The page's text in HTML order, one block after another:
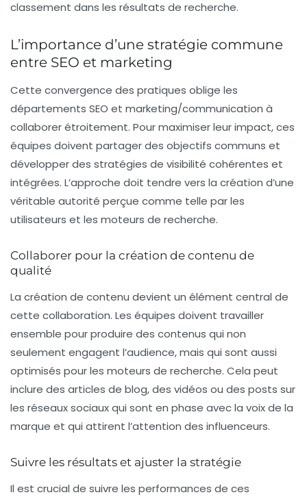
classement dans les résultats de recherche.
L’importance d’une stratégie commune
entre SEO et marketing
Cette convergence des pratiques oblige les
départements SEO et marketing/communication à
collaborer étroitement. Pour maximiser leur impact, ces
équipes doivent partager des objectifs communs et
développer des stratégies de visibilité cohérentes et
intégrées. L’approche doit tendre vers la création d’une
véritable autorité perçue comme telle par les
utilisateurs et les moteurs de recherche.
Collaborer pour la création de contenu de
qualité
La création de contenu devient un élément central de
cette collaboration. Les équipes doivent travailler
ensemble pour produire des contenus qui non
seulement engagent l’audience, mais qui sont aussi
optimisés pour les moteurs de recherche. Cela peut
inclure des articles de blog, des vidéos ou des posts sur
les réseaux sociaux qui sont en phase avec la voix de la
marque et qui attirent l’attention des influenceurs.
Suivre les résultats et ajuster la stratégie
Il est crucial de suivre les performances de ces